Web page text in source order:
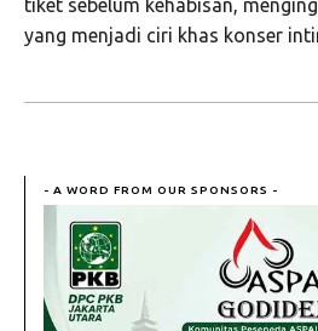
tiket sebelum kehabisan,
yang menjadi ciri khas konser
- A WORD FROM OUR SPONSORS -